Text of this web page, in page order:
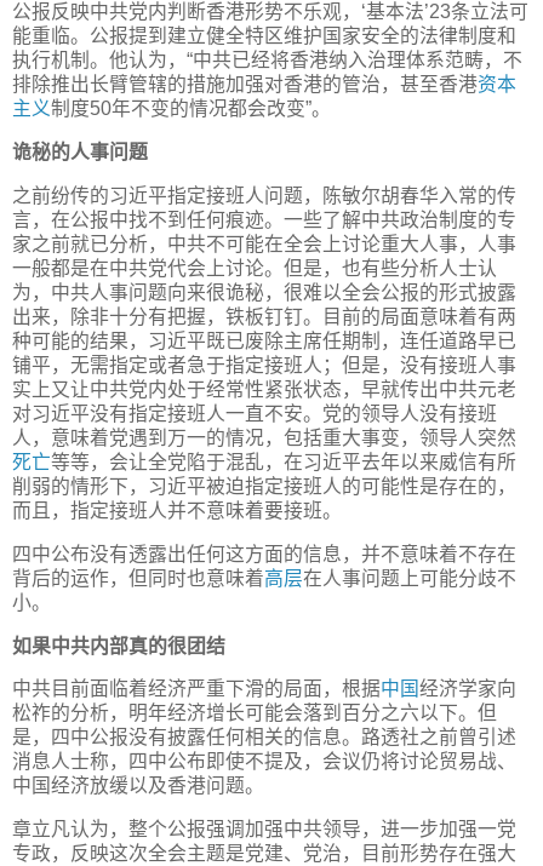
公报反映中共党内判断香港形势不乐观，‘基本法’23条立法可
能重临。公报提到建立健全特区维护国家安全的法律制度和
执行机制。他认为，“中共已经将香港纳入治理体系范畴，不
排除推出长臂管辖的措施加强对香港的管治，甚至香港资本
主义制度50年不变的情况都会改变”。
诡秘的人事问题
之前纷传的习近平指定接班人问题，陈敏尔胡春华入常的传
言，在公报中找不到任何痕迹。一些了解中共政治制度的专
家之前就已分析，中共不可能在全会上讨论重大人事，人事
一般都是在中共党代会上讨论。但是，也有些分析人士认
为，中共人事问题向来很诡秘，很难以全会公报的形式披露
出来，除非十分有把握，铁板钉钉。目前的局面意味着有两
种可能的结果，习近平既已废除主席任期制，连任道路早已
铺平，无需指定或者急于指定接班人；但是，没有接班人事
实上又让中共党内处于经常性紧张状态，早就传出中共元老
对习近平没有指定接班人一直不安。党的领导人没有接班
人，意味着党遇到万一的情况，包括重大事变，领导人突然
死亡等等，会让全党陷于混乱，在习近平去年以来威信有所
削弱的情形下，习近平被迫指定接班人的可能性是存在的，
而且，指定接班人并不意味着要接班。
四中公布没有透露出任何这方面的信息，并不意味着不存在
背后的运作，但同时也意味着高层在人事问题上可能分歧不
小。
如果中共内部真的很团结
中共目前面临着经济严重下滑的局面，根据中国经济学家向
松祚的分析，明年经济增长可能会落到百分之六以下。但
是，四中公报没有披露任何相关的信息。路透社之前曾引述
消息人士称，四中公布即使不提及，会议仍将讨论贸易战、
中国经济放缓以及香港问题。
章立凡认为，整个公报强调加强中共领导，进一步加强一党
专政，反映这次全会主题是党建、党治，目前形势存在强大